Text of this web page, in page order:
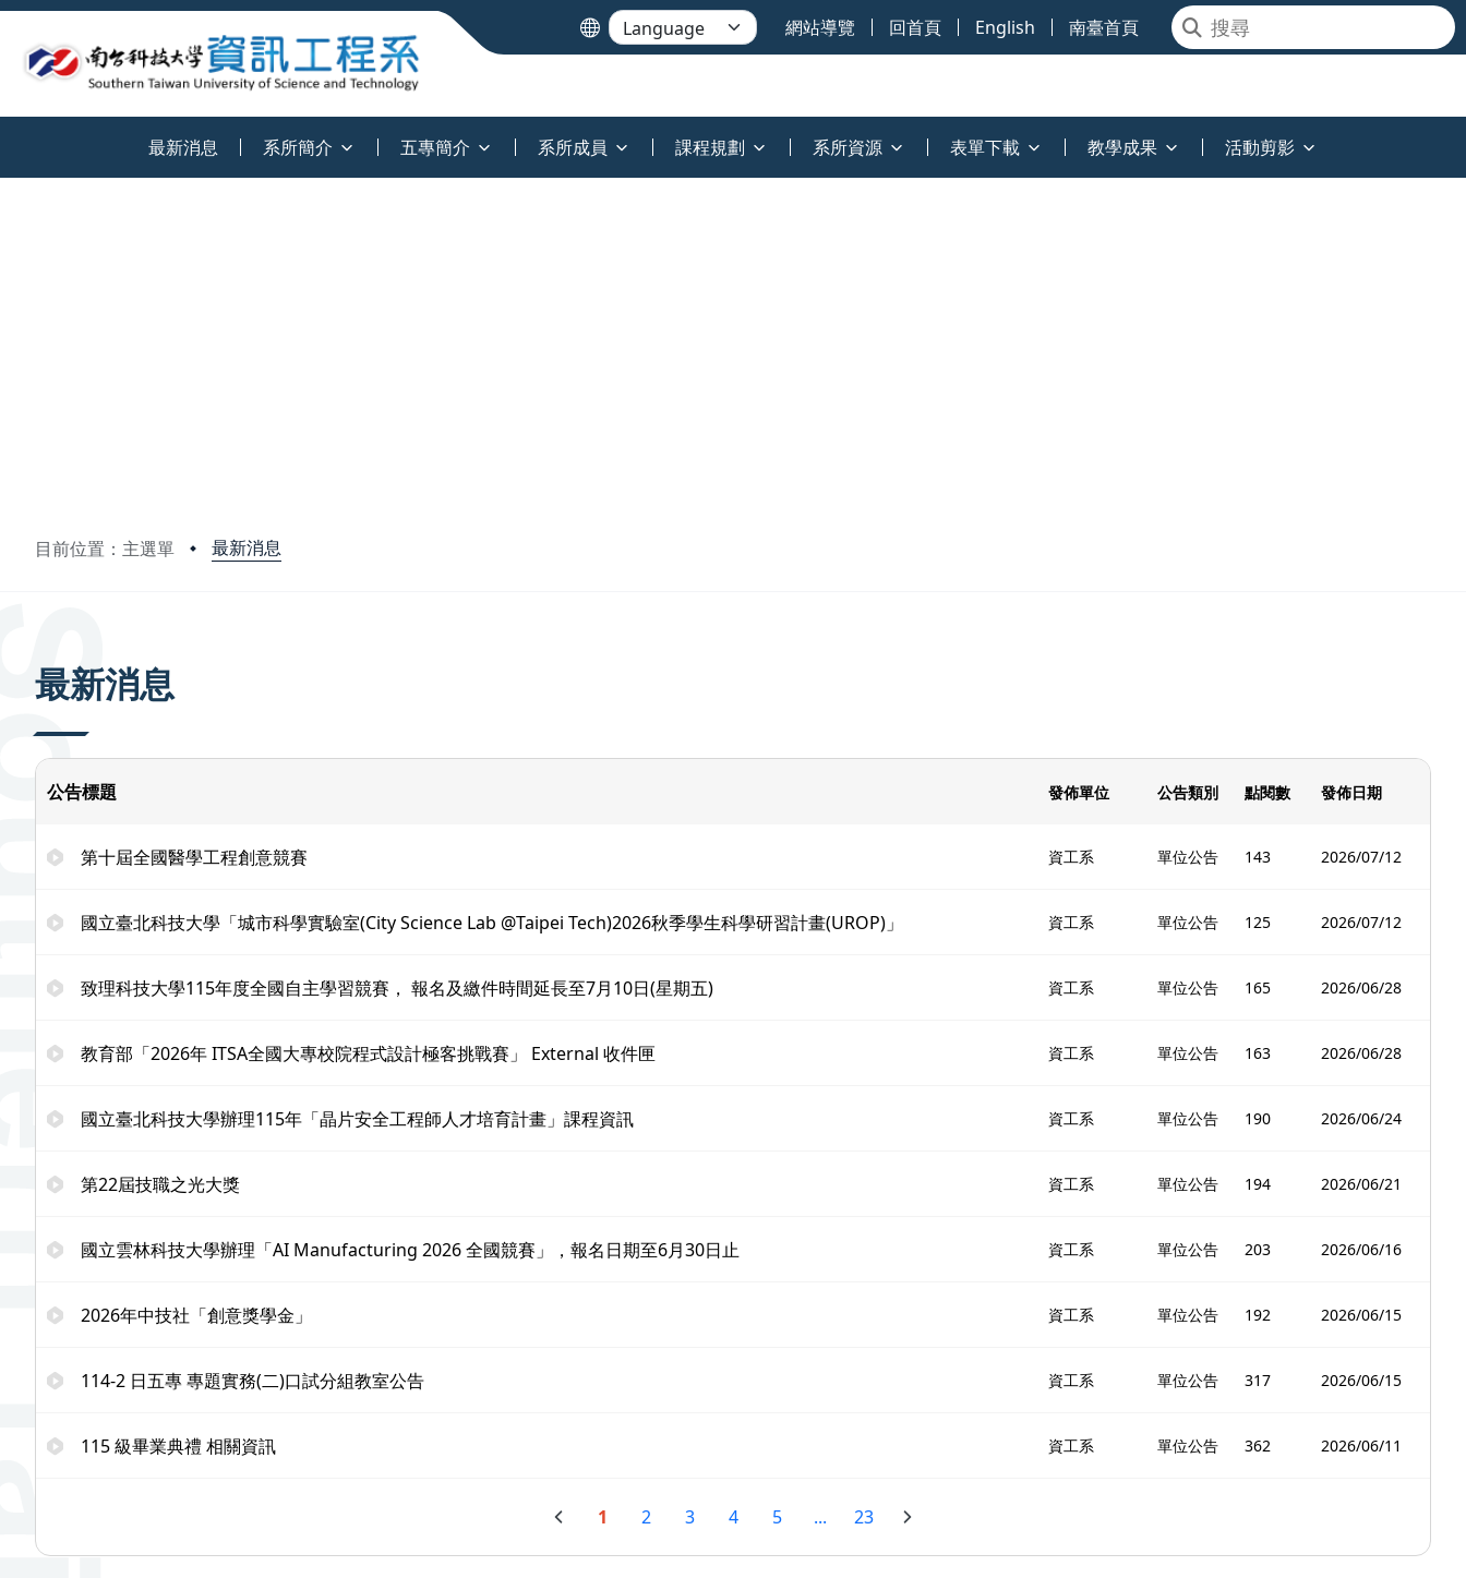
網站導覽 回首頁 English 南臺首頁
最新消息 系所簡介 五專簡介 系所成員 課程規劃 系所資源 表單下載 教學成果 活動剪影
目前位置：主選單 最新消息
最新消息
公告標題 發佈單位 公告類別 點閱數 發佈日期
第十屆全國醫學工程創意競賽 資工系 單位公告 143 2026/07/12
國立臺北科技大學「城市科學實驗室(City Science Lab @Taipei Tech)2026秋季學生科學研習計畫(UROP)」 資工系 單位公告 125 2026/07/12
致理科技大學115年度全國自主學習競賽， 報名及繳件時間延長至7月10日(星期五) 資工系 單位公告 165 2026/06/28
教育部「2026年 ITSA全國大專校院程式設計極客挑戰賽」 External 收件匣 資工系 單位公告 163 2026/06/28
國立臺北科技大學辦理115年「晶片安全工程師人才培育計畫」課程資訊 資工系 單位公告 190 2026/06/24
第22屆技職之光大獎 資工系 單位公告 194 2026/06/21
國立雲林科技大學辦理「AI Manufacturing 2026 全國競賽」，報名日期至6月30日止 資工系 單位公告 203 2026/06/16
2026年中技社「創意獎學金」 資工系 單位公告 192 2026/06/15
114-2 日五專 專題實務(二)口試分組教室公告 資工系 單位公告 317 2026/06/15
115 級畢業典禮 相關資訊 資工系 單位公告 362 2026/06/11
1 2 3 4 5 ... 23